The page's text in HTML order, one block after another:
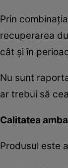
Prin
recuperarea
cât și în
Nu sunt
ar trebui să
Calitatea
Produsul este